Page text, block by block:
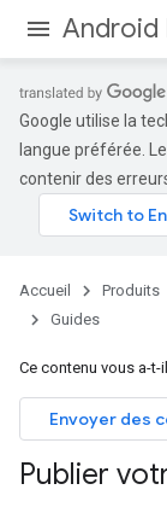
Android
Google utilise la
langue préférée.
contenir des
Accueil Produits
Guides
Ce contenu vous a-t-
Envoyer des
Publier